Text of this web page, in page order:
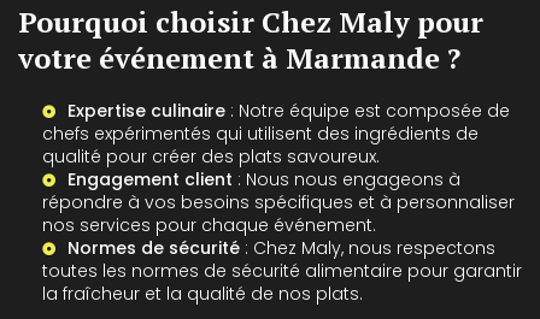
Pourquoi choisir Chez Maly pour
votre événement à Marmande ?
Expertise culinaire : Notre équipe est composée de
chefs expérimentés qui utilisent des ingrédients de
qualité pour créer des plats savoureux.
Engagement client : Nous nous engageons à
répondre à vos besoins spécifiques et à personnaliser
nos services pour chaque événement.
Normes de sécurité : Chez Maly, nous respectons
toutes les normes de sécurité alimentaire pour garantir
la fraîcheur et la qualité de nos plats.